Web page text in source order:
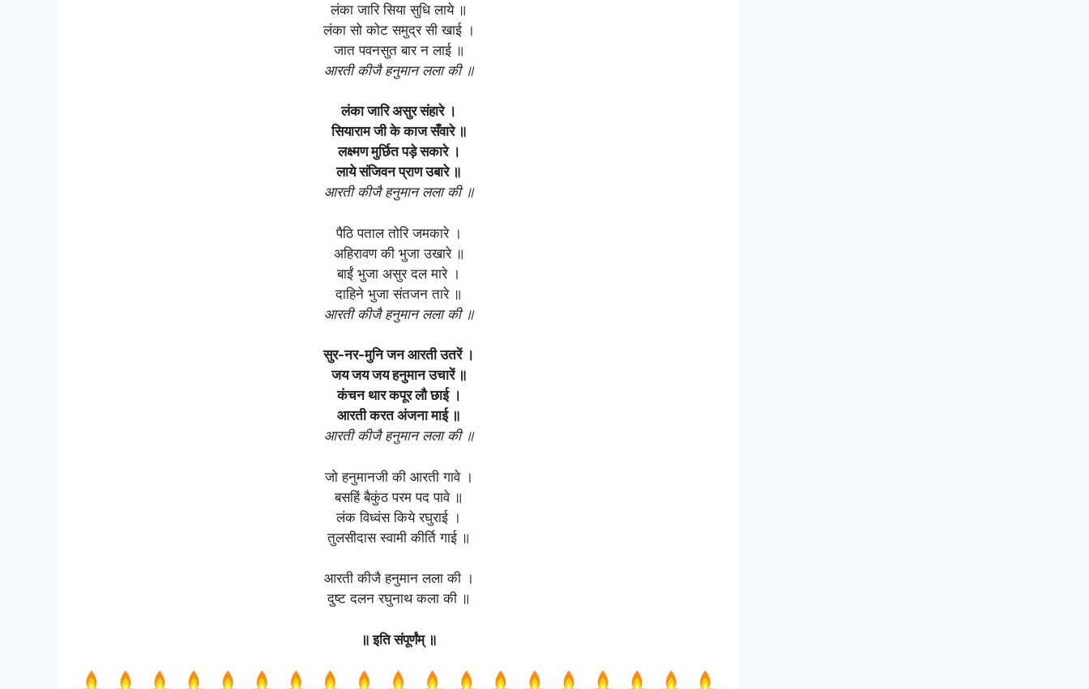
लंका जारि सिया सुधि लाये ॥
लंका सो कोट समुद्र सी खाई ।
जात पवनसुत बार न लाई ॥
आरती कीजै हनुमान लला की ॥
लंका जारि असुर संहारे ।
सियाराम जी के काज सँवारे ॥
लक्ष्मण मुर्छित पड़े सकारे ।
लाये संजिवन प्राण उबारे ॥
आरती कीजै हनुमान लला की ॥
पैठि पताल तोरि जमकारे ।
अहिरावण की भुजा उखारे ॥
बाईं भुजा असुर दल मारे ।
दाहिने भुजा संतजन तारे ॥
आरती कीजै हनुमान लला की ॥
सुर-नर-मुनि जन आरती उतरें ।
जय जय जय हनुमान उचारें ॥
कंचन थार कपूर लौ छाई ।
आरती करत अंजना माई ॥
आरती कीजै हनुमान लला की ॥
जो हनुमानजी की आरती गावे ।
बसहिं बैकुंठ परम पद पावे ॥
लंक विध्वंस किये रघुराई ।
तुलसीदास स्वामी कीर्ति गाई ॥
आरती कीजै हनुमान लला की ।
दुष्ट दलन रघुनाथ कला की ॥
॥ इति संपूर्णंम् ॥